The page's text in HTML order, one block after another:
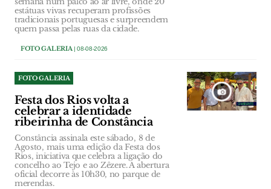
estátuas vivas recuperam profissões
tradicionais portuguesas e surpreendem
quem passa pelas ruas da cidade.
FOTO GALERIA | 08-08-2026
FOTO GALERIA
Festa dos Rios volta a
celebrar a identidade
ribeirinha de Constância
Constância assinala este sábado, 8 de
Agosto, mais uma edição da Festa dos
Rios, iniciativa que celebra a ligação do
concelho ao Tejo e ao Zêzere. A abertura
oficial decorre às 10h30, no parque de
merendas.